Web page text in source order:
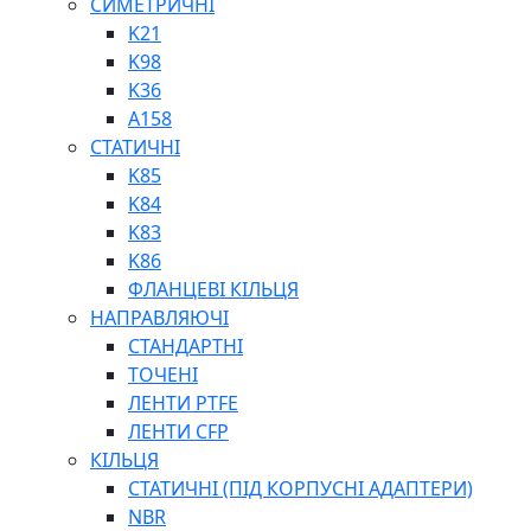
ШАРНІРНІ ПІДШИПНИКИ
ВУХА ГІДРОЦИЛІНДРА
ТРУБИ ХОНІНГОВАНІ
ШТОКИ ХРОМОВАНІ
МАСТИЛЬНЕ ОБЛАДНАННЯ
ПІСТОЛЕТИ
НАСОСИ ТА ПОМПИ
НАГНІТАЧІ
МУФТИ (НАСАДКИ) ДЛЯ ШПРИЦІВ
МАСЛЯНКИ, ЛІЙКИ
ПРЕС-МАСЛЯНКИ
K21
K98
K36
A158
СТАТИЧНІ
K85
K84
K83
K86
ФЛАНЦЕВІ КІЛЬЦЯ
НАПРАВЛЯЮЧІ
СТАНДАРТНІ
ТОЧЕНІ
ЛЕНТИ PTFE
ЛЕНТИ CFP
КІЛЬЦЯ
СТАТИЧНІ (ПІД КОРПУСНІ АДАПТЕРИ)
NBR